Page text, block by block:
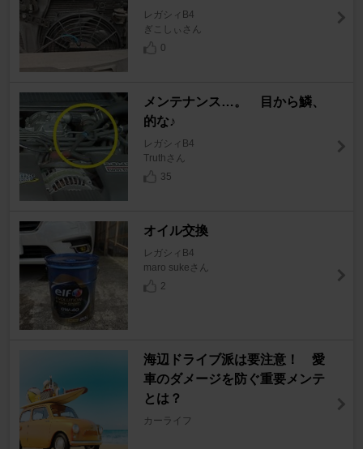
レガシィB4
ぎこしぃさん
0
メンテナンス…。 目から鱗、
的な♪
レガシィB4
Truthさん
35
オイル交換
レガシィB4
maro sukeさん
2
海辺ドライブ派は要注意！ 愛
車のダメージを防ぐ重要メンテ
とは？
カーライフ